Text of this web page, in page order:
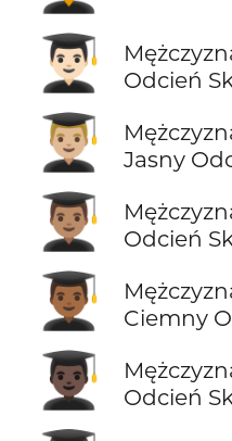
👨🏻‍🎓
Odcień
👨🏼‍🎓
Jasny
👨🏽‍🎓
Odcień
👨🏾‍🎓
Ciemny
👨🏿‍🎓
Odcień